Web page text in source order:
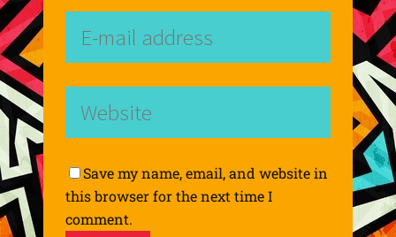
Save my name, email, and website in
this browser for the next time I
comment.